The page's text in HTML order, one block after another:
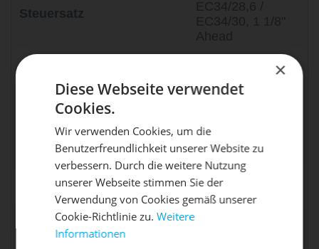
Kettenradgarnitur
4-kant, 127 mm,
Innenlager
THUN "Topaz", 4-
mm Achslänge,
68 mm
Gehäusebreite
Bremse
SACCON,
schwarz
Bremshebel
X
DIE SONNE LACHT, DEIN
RAD ERWACHT
Mach dein Bike frühlingsfit - gönn
×
Diese Webseite verwendet
Cookies.
Wir verwenden Cookies, um die
Benutzerfreundlichkeit unserer Website zu
verbessern. Durch die weitere Nutzung
unserer Webseite stimmen Sie der
Verwendung von Cookies gemäß unserer
Cookie-Richtlinie zu.Weitere
Informationen